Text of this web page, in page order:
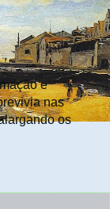
e
nas
os